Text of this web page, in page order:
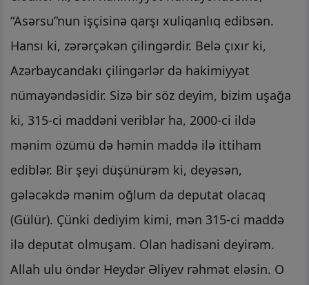
“Asərsu”nun işçisinə qarşı xuliqanlıq edibsən.
Hansı ki, zərərçəkən çilingərdir. Belə çıxır ki,
Azərbaycandakı çilingərlər də hakimiyyət
nümayəndəsidir. Sizə bir söz deyim, bizim uşağa
ki, 315-ci maddəni veriblər ha, 2000-ci ildə
mənim özümü də həmin maddə ilə ittiham
ediblər. Bir şeyi düşünürəm ki, deyəsən,
gələcəkdə mənim oğlum da deputat olacaq
(Gülür). Çünki dediyim kimi, mən 315-ci maddə
ilə deputat olmuşam. Olan hadisəni deyirəm.
Allah ulu öndər Heydər Əliyev rəhmət eləsin. O